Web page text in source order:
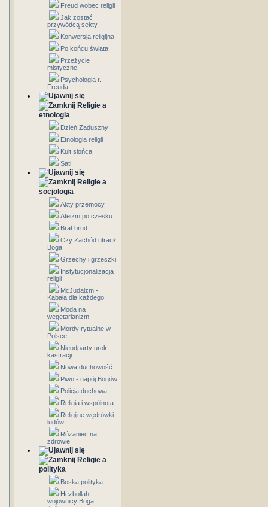
Freud wobec religii
Jak zostać
przywódcą sekty
Konwersja religijna
Po końcu świata
Przeżycie
mistyczne
Psychologia r.
Freuda
Religie a
etnologia
Dzień Zaduszny
Etnologia religii
Kult słońca
Sati
Religie a
socjologia
Akty przemocy
Ateizm po czesku
Brat brud
Czy Zachód utracił
Boga
Grzechy i grzeszki
Instytucjonalizacja
religii
McJudaizm -
Kabała dla każdego!
Moda na
wegetarianizm
Mordy rytualne w
Polsce
Nieodparty urok
kastracji
Nowa duchowość
Piwo - napój Bogów
Policja duchowa
Religia i wspólnota
Religijne wędrówki
ludów
Różaniec na
zdrowie
Religie a
polityka
Boska polityka
Hezbollah
wojownicy Boga